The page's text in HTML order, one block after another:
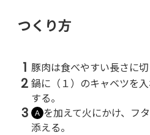
つくり方
1 豚肉は食べやすい長さに
2 鍋に（１）のキャベツを
する。
3 Ａ を加えて火にかけ、フ
添える。